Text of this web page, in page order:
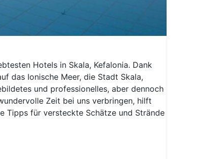
Hotels in Skala, Kefalonia. Dank
das Ionische Meer, die Stadt Skala,
und professionelles, aber dennoch
Zeit bei uns verbringen, hilft
Tipps für versteckte Schätze und Strände